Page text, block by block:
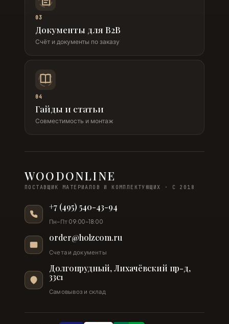
03
Документы для B2B
Счёт и документы по заказу
04
Гайды и статьи
Совместимость и монтаж
WOODONLINE
ПОСТАВЩИК МАТЕРИАЛОВ И КОМПЛЕКТУЮЩИХ · С 2018
+7 (495) 540-43-94
Пн–Пт 09:00–18:00
order@holzcom.ru
Счета и документы
Долгопрудный, Лихачёвский пр-д,
33с1
Самовывоз и склад